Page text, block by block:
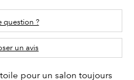
question ?
un avis
pour un salon toujours